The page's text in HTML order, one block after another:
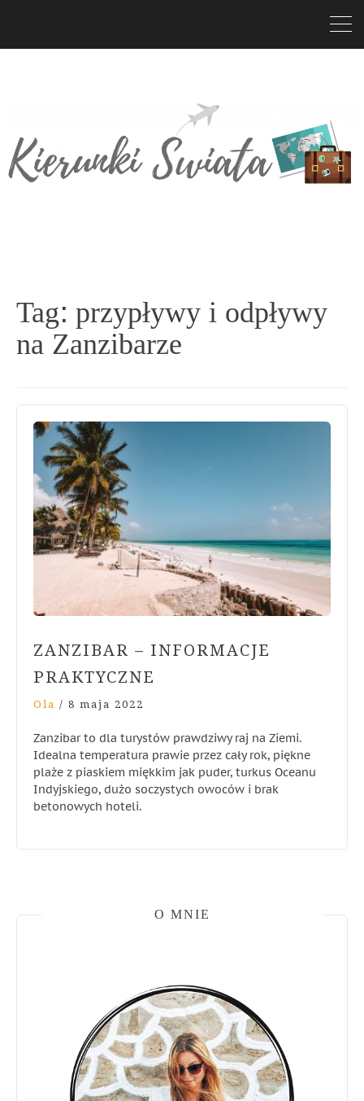
Tag:przypływy i odpływy
na Zanzibarze
ZANZIBAR – INFORMACJE
PRAKTYCZNE
Ola / 8 maja 2022
Zanzibar to dla turystów prawdziwy raj na Ziemi.
Idealna temperatura prawie przez cały rok, piękne
plaże z piaskiem miękkim jak puder, turkus Oceanu
Indyjskiego, dużo soczystych owoców i brak
betonowych hoteli.
O MNIE